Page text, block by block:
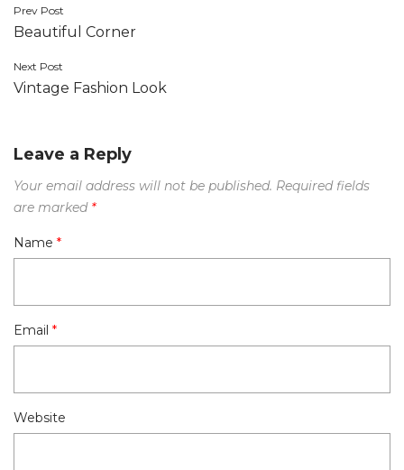
Post
Prev Post
Beautiful Corner
Next Post
Vintage Fashion Look
Leave a Reply
Your email address will not be published. Required fields
are marked *
Name *
Email *
Website